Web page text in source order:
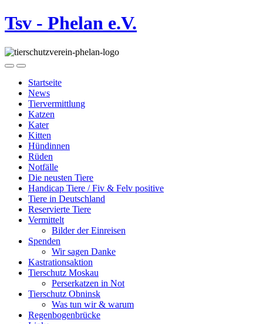
Tsv - Phelan e.V.
Startseite
News
Tiervermittlung
Katzen
Kater
Kitten
Hündinnen
Rüden
Notfälle
Die neusten Tiere
Handicap Tiere / Fiv & Felv positive
Tiere in Deutschland
Reservierte Tiere
Vermittelt
Bilder der Einreisen
Spenden
Wir sagen Danke
Kastrationsaktion
Tierschutz Moskau
Perserkatzen in Not
Tierschutz Obninsk
Was tun wir & warum
Regenbogenbrücke